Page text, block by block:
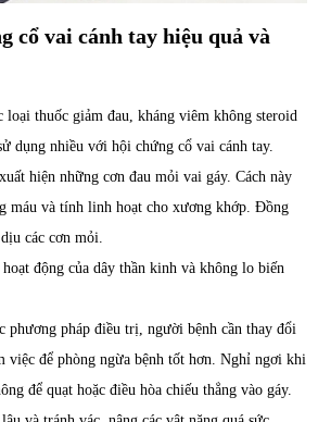
cổ vai cánh tay hiệu quả và
thuốc giảm đau, kháng viêm không steroid
dụng nhiều với hội chứng cổ vai cánh tay.
hiện những cơn đau mỏi vai gáy. Cách này
máu và tính linh hoạt cho xương khớp. Đồng
các cơn mỏi.
động của dây thần kinh và không lo biến
phương pháp điều trị, người bệnh cần thay đổi
việc để phòng ngừa bệnh tốt hơn. Nghỉ ngơi khi
để quạt hoặc điều hòa chiếu thẳng vào gáy.